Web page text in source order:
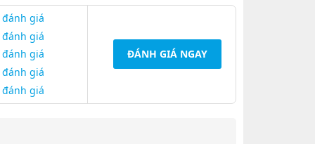
giá
giá
giá
giá
giá
ĐÁNH GIÁ NGAY